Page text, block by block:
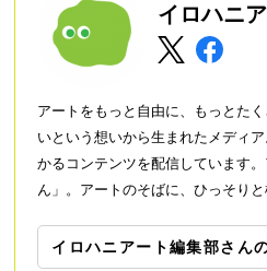
イロハニ
アートをもっと自由に、もっとた
いという想いから生まれたメディ
かるコンテンツを配信しています
ん」。アートのそばに、ひっそりと
イロハニアート編集部さん